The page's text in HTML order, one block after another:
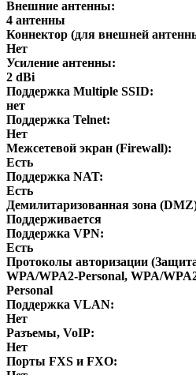
Внешние антенны:
4 антенны
Коннектор (для внешней
Нет
Усиление антенны:
2 dBi
Поддержка Multiple SSID:
нет
Поддержка Telnet:
Нет
Межсетевой экран (Firewall):
Есть
Поддержка NAT:
Есть
Демилитаризованная зона
Поддерживается
Поддержка VPN:
Есть
Протоколы авторизации
WPA/WPA2-Personal, WPA/
Personal
Поддержка VLAN:
Нет
Разъемы, VoIP:
Нет
Порты FXS и FXO: